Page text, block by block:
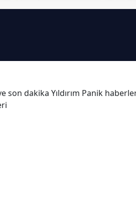
son dakika Yıldırım Panik